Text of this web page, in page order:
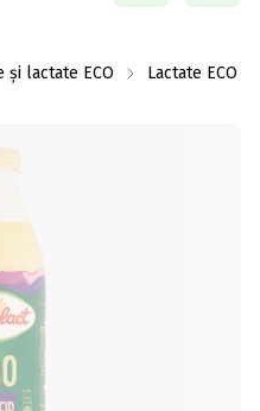
și lactate ECO Lactate ECO